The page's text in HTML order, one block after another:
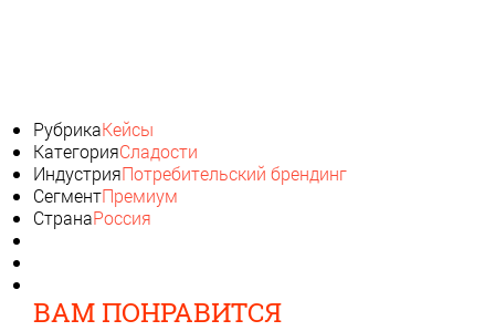
РубрикаКейсы
КатегорияСладости
ИндустрияПотребительский брендинг
СегментПремиум
СтранаРоссия
ВАМ ПОНРАВИТСЯ